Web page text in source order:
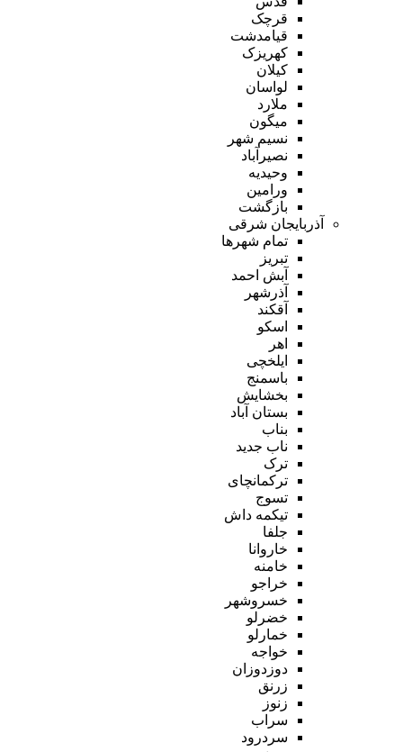
قرچک
قیامدشت
کهریزک
کیلان
لواسان
ملارد
میگون
نسیم شهر
نصیرآباد
وحیدیه
ورامین
بازگشت
آذربایجان شرقی
تمام شهر‌ها
تبریز
آبش احمد
آذرشهر
آقکند
اسکو
اهر
ایلخچی
باسمنج
بخشایش
بستان آباد
بناب
ناب جدید
ترک
ترکمانچای
تسوج
تیکمه داش
جلفا
خاروانا
خامنه
خراجو
خسروشهر
خضرلو
خمارلو
خواجه
دوزدوزان
زرنق
زنوز
سراب
سردرود